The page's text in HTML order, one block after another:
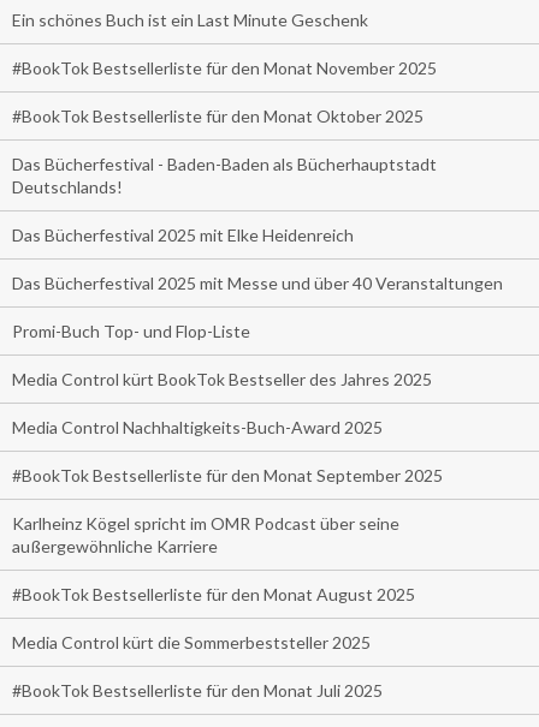
Ein schönes Buch ist ein Last Minute Geschenk
#BookTok Bestsellerliste für den Monat November 2025
#BookTok Bestsellerliste für den Monat Oktober 2025
Das Bücherfestival - Baden-Baden als Bücherhauptstadt
Deutschlands!
Das Bücherfestival 2025 mit Elke Heidenreich
Das Bücherfestival 2025 mit Messe und über 40 Veranstaltungen
Promi-Buch Top- und Flop-Liste
Media Control kürt BookTok Bestseller des Jahres 2025
Media Control Nachhaltigkeits-Buch-Award 2025
#BookTok Bestsellerliste für den Monat September 2025
Karlheinz Kögel spricht im OMR Podcast über seine
außergewöhnliche Karriere
#BookTok Bestsellerliste für den Monat August 2025
Media Control kürt die Sommerbeststeller 2025
#BookTok Bestsellerliste für den Monat Juli 2025